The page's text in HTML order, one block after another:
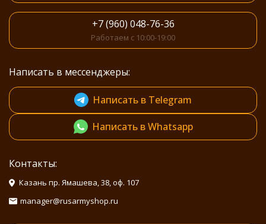
+7 (960) 048-76-36
Работаем с 10:00-19:00
Написать в мессенджеры:
Написать в Telegram
Написать в Whatsapp
Контакты:
Казань пр. Ямашева, 38, оф. 107
manager@rusarmyshop.ru